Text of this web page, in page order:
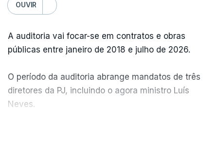
OUVIR
A auditoria vai focar-se em contratos e obras
públicas entre janeiro de 2018 e julho de 2026.
O período da auditoria abrange mandatos de três
diretores da PJ, incluindo o agora ministro Luís
Neves.